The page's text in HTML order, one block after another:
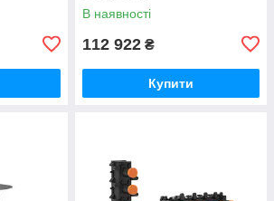
В наявності
112 922 ₴
Купити